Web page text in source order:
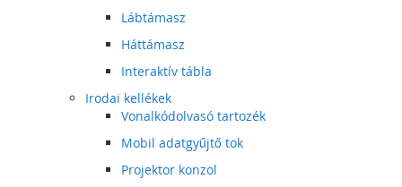
Lábtámasz
Háttámasz
Interaktív tábla
Irodai kellékek
Vonalkódolvasó tartozék
Mobil adatgyűjtő tok
Projektor konzol